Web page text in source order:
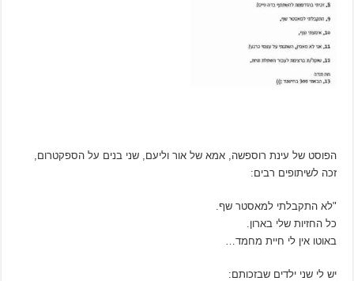
הפוסט של עינת רוספשה, אמא של אור וליעם, שני בנים על הספקטרום,
זכה לשיתופים רבים:
"לא התקבלתי למאסטר שף.
כל החזיות שלי בארון.
באוטו אין לי חיית מחמד…
יש לי שני ילדים שבזכותם: